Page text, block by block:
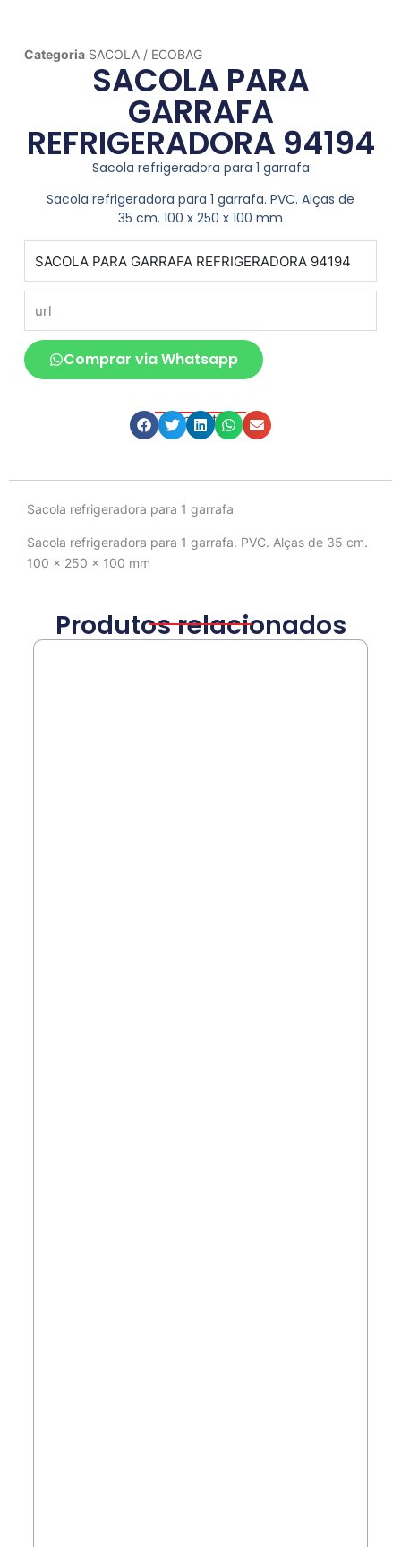
Categoria SACOLA / ECOBAG
SACOLA PARA
GARRAFA
REFRIGERADORA 94194
Sacola refrigeradora para 1 garrafa
Sacola refrigeradora para 1 garrafa. PVC. Alças de
35 cm. 100 x 250 x 100 mm
Comprar via Whatsapp
Compartilhe
Sacola refrigeradora para 1 garrafa
Sacola refrigeradora para 1 garrafa. PVC. Alças de 35 cm.
100 x 250 x 100 mm
Produtos relacionados